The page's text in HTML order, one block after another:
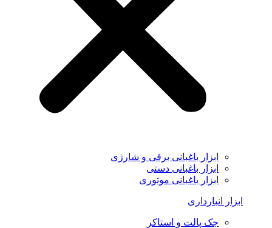
ابزار باغبانی برقی و شارژی
ابزار باغبانی دستی
ابزار باغبانی موتوری
ابزار انبارداری
جک پالت و استاکر